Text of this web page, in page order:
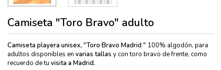
Camiseta "Toro Bravo" adulto
Camiseta playera unisex, "Toro Bravo Madrid " 100% algodón, para
adultos disponibles en varias tallas y con toro bravo de frente, como
recuerdo de tu visita a Madrid.